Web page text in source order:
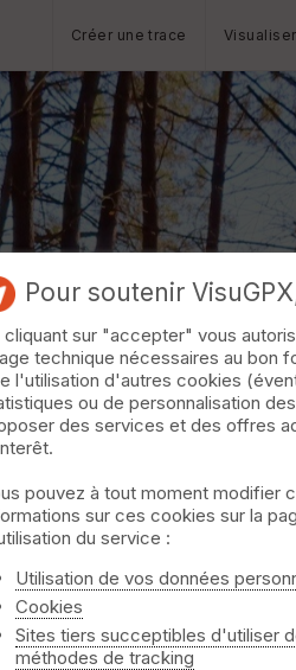
Créer une trace
Pour soutenir
cliquant sur "accepter" vous
technique nécessaires au bon
l'utilisation d'autres cookies
ou de personnalisation
des services et des offres
pouvez à tout moment modifier
sur ces cookies sur la
du service :
Utilisation de vos données
Cookies
Sites tiers succeptibles d'utiliser
méthodes de tracking